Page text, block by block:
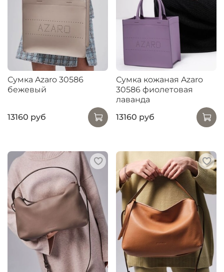
Сумка Azaro 30586
бежевый
13160 руб
Сумка кожаная Azaro
30586 фиолетовая
лаванда
13160 руб